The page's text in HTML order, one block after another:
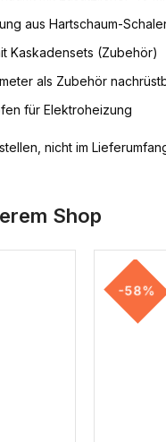
aus Hartschaum-
Kaskadensets (Zubehör)
als Zubehör
für Elektroheizung
nicht im
Shop
-58%